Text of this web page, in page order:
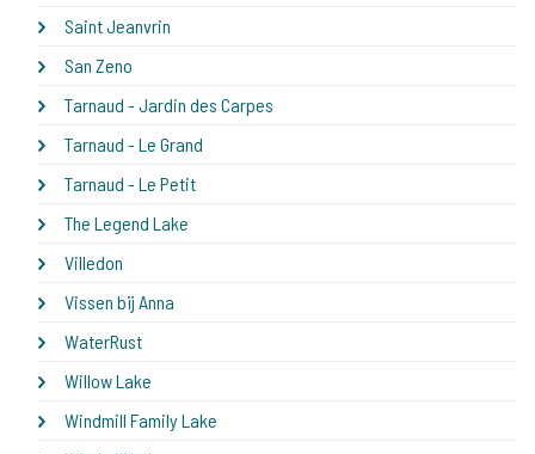
Saint Jeanvrin
San Zeno
Tarnaud - Jardin des Carpes
Tarnaud - Le Grand
Tarnaud - Le Petit
The Legend Lake
Villedon
Vissen bij Anna
WaterRust
Willow Lake
Windmill Family Lake